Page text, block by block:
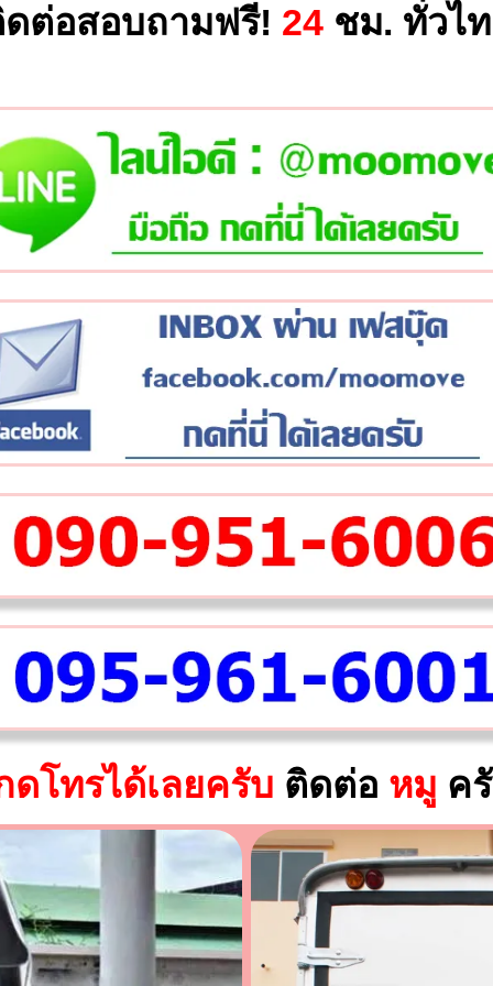
ต่อสอบถามฟรี! 24ชม. ทั่วไ
ดโทรได้เลยครับ ติดต่อ หมู ค